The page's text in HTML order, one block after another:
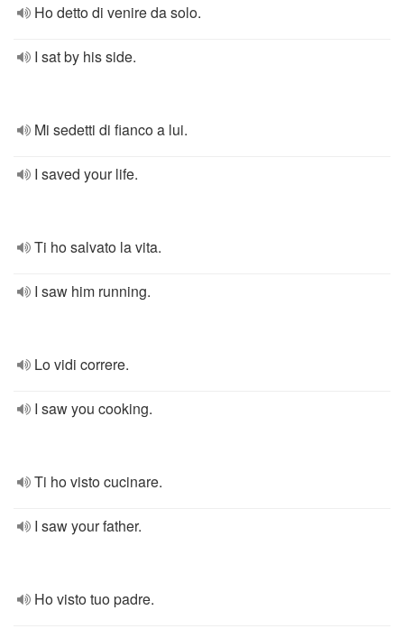
Ho detto di venire da solo.
I sat by his side.
Mi sedetti di fianco a lui.
I saved your life.
Ti ho salvato la vita.
I saw him running.
Lo vidi correre.
I saw you cooking.
Ti ho visto cucinare.
I saw your father.
Ho visto tuo padre.